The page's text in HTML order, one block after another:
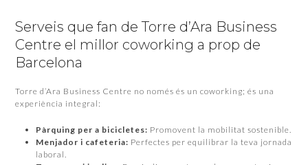
Serveis que fan de Torre d’Ara Business
Centre el millor coworking a prop de
Barcelona
Torre d’Ara Business Centre no només és un coworking; és una
experiència integral:
Pàrquing per a bicicletes: Promovent la mobilitat sostenible.
Menjador i cafeteria: Perfectes per equilibrar la teva jornada
laboral.